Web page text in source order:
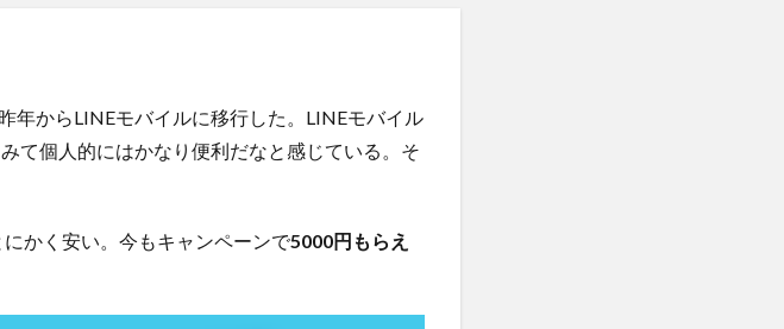
年からLINEモバイルに移行した。LINEモバイル
て個人的にはかなり便利だなと感じている。そ
かく安い。今もキャンペーンで5000円もらえ